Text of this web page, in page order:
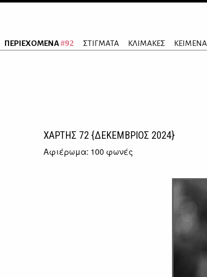
ΠΕΡΙΕΧΟΜΕΝΑ#92 ΣΤΙΓΜΑΤΑ ΚΛΙΜΑΚΕΣ ΚΕΙΜΕΝΑ
ΧΑΡΤΗΣ 72 {ΔΕΚΕΜΒΡΙΟΣ 2024}
Αφιέρωμα: 100 φωνές